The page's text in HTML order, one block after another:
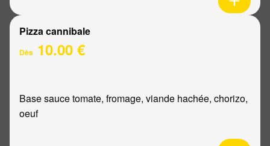
Pizza cannibale
Dès 10.00 €
Base sauce tomate, fromage, viande hachée, chorizo,
oeuf